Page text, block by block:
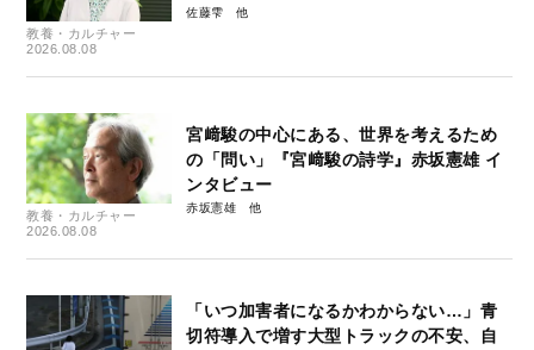
教養・カルチャー
2026.08.08
佐藤雫
教養・カルチャー
2026.08.08
宮﨑駿の中心にある、世界を考えるため
の「問い」『宮﨑駿の詩学』赤坂憲雄 イ
ンタビュー
赤坂憲雄
「いつ加害者になるかわからない…」青
切符導入で増す大型トラックの不安、自